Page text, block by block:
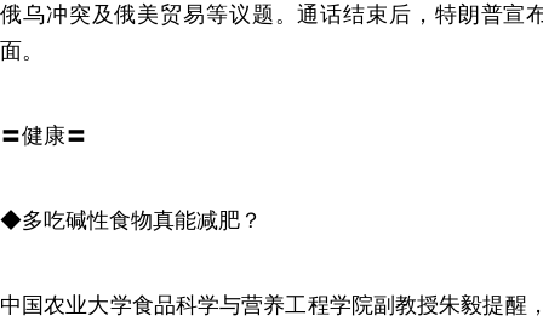
俄乌冲突及俄美贸易等议题。通话结束后，特朗普宣
面。
〓健康〓
◆多吃碱性食物真能减肥？
中国农业大学食品科学与营养工程学院副教授朱毅提醒